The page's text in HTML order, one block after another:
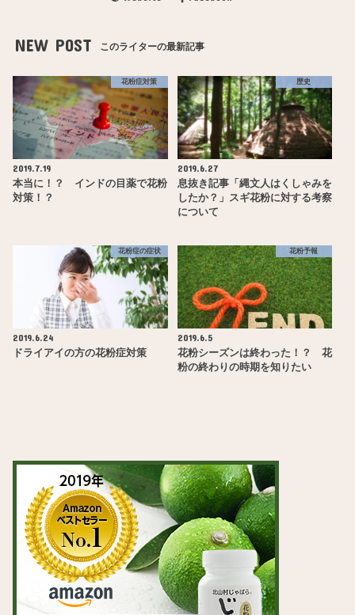
NEW POST このライターの最新記事
花粉症対策
2019.7.19
本当に！？ インドの目薬で花粉
対策！？
歴史
2019.6.27
息抜き記事「縄文人はくしゃみを
したか？」スギ花粉に対する考察
について
花粉症の症状
2019.6.24
ドライアイの方の花粉症対策
花粉予報
2019.6.5
花粉シーズンは終わった！？ 花
粉の終わりの時期を知りたい